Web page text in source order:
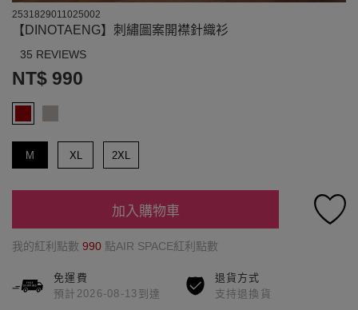
2531829011025002
【DINOTAENG】刺繡圖案開襟針織衫
35 REVIEWS
NT$ 990
M XL 2XL
加入購物車
我的紅利點數 990 點AIR SPACE紅利點數
免運費
預計2026-08-13到達
退貨方式
支持退換貨